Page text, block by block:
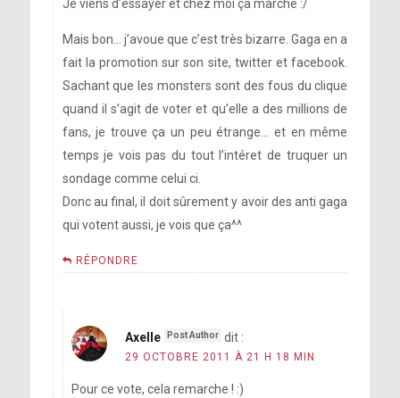
Je viens d’essayer et chez moi ça marche :/
Mais bon… j’avoue que c’est très bizarre. Gaga en a
fait la promotion sur son site, twitter et facebook.
Sachant que les monsters sont des fous du clique
quand il s’agit de voter et qu’elle a des millions de
fans, je trouve ça un peu étrange… et en même
temps je vois pas du tout l’intéret de truquer un
sondage comme celui ci.
Donc au final, il doit sûrement y avoir des anti gaga
qui votent aussi, je vois que ça^^
RÉPONDRE
Axelle dit :
29 OCTOBRE 2011 À 21 H 18 MIN
Pour ce vote, cela remarche ! :)